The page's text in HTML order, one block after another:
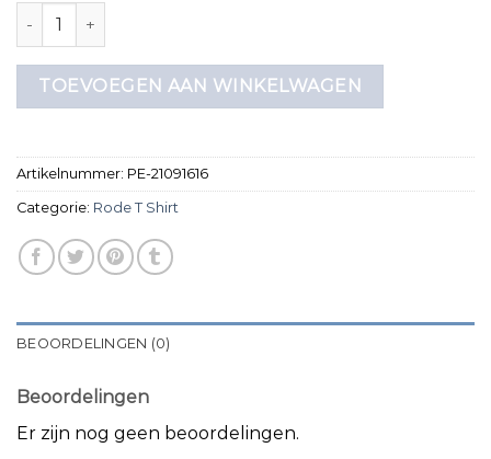
rode t shirt aantal
TOEVOEGEN AAN WINKELWAGEN
Artikelnummer: PE-21091616
Categorie: Rode T Shirt
BEOORDELINGEN (0)
Beoordelingen
Er zijn nog geen beoordelingen.